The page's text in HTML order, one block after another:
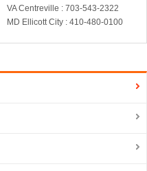
VA Centreville : 703-543-2322
MD Ellicott City : 410-480-0100